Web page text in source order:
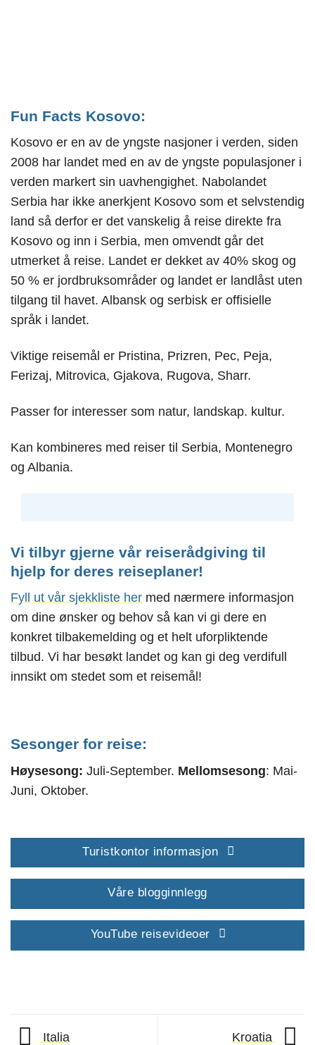
Fun Facts Kosovo:
Kosovo er en av de yngste nasjoner i verden, siden
2008 har landet med en av de yngste populasjoner i
verden markert sin uavhengighet. Nabolandet
Serbia har ikke anerkjent Kosovo som et selvstendig
land så derfor er det vanskelig å reise direkte fra
Kosovo og inn i Serbia, men omvendt går det
utmerket å reise. Landet er dekket av 40% skog og
50 % er jordbruksområder og landet er landlåst uten
tilgang til havet. Albansk og serbisk er offisielle
språk i landet.
Viktige reisemål er Pristina, Prizren, Pec, Peja,
Ferizaj, Mitrovica, Gjakova, Rugova, Sharr.
Passer for interesser som natur, landskap. kultur.
Kan kombineres med reiser til Serbia, Montenegro
og Albania.
Vi tilbyr gjerne vår reiserådgiving til
hjelp for deres reiseplaner!
Fyll ut vår sjekkliste her med nærmere informasjon
om dine ønsker og behov så kan vi gi dere en
konkret tilbakemelding og et helt uforpliktende
tilbud. Vi har besøkt landet og kan gi deg verdifull
innsikt om stedet som et reisemål!
Sesonger for reise:
Høysesong: Juli-September. Mellomsesong: Mai-
Juni, Oktober.
Turistkontor informasjon
Våre blogginnlegg
YouTube reisevideoer
Italia Kroatia